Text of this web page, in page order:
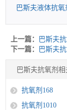
巴斯夫液体抗氧
上一篇：
巴斯夫
下一篇：
巴斯夫
巴斯夫抗氧剂
抗氧剂168
抗氧剂1010